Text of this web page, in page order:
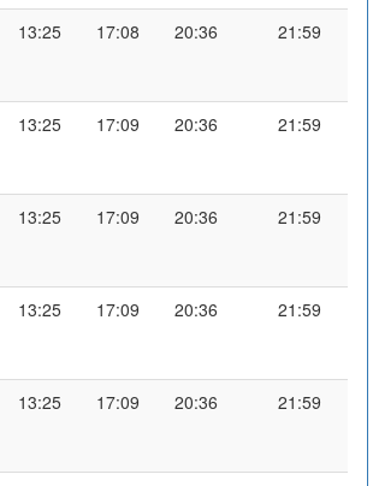
13:25 17:08 20:36 21:59
13:25 17:09 20:36 21:59
13:25 17:09 20:36 21:59
13:25 17:09 20:36 21:59
13:25 17:09 20:36 21:59